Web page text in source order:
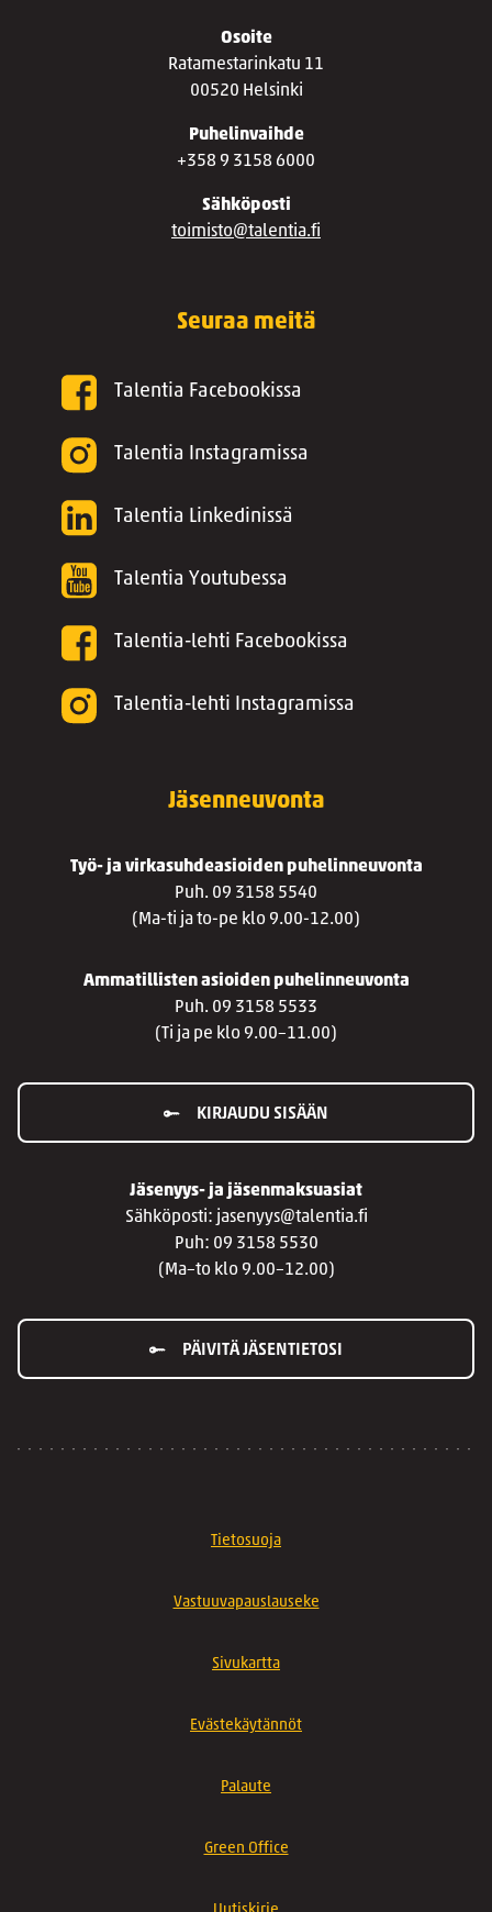
Osoite
Ratamestarinkatu 11
00520 Helsinki
Puhelinvaihde
+358 9 3158 6000
Sähköposti
toimisto@talentia.fi
Seuraa meitä
Talentia Facebookissa
Talentia Instagramissa
Talentia Linkedinissä
Talentia Youtubessa
Talentia-lehti Facebookissa
Talentia-lehti Instagramissa
Jäsenneuvonta
Työ- ja virkasuhdeasioiden puhelinneuvonta
Puh. 09 3158 5540
(Ma-ti ja to-pe klo 9.00-12.00)
Ammatillisten asioiden puhelinneuvonta
Puh. 09 3158 5533
(Ti ja pe klo 9.00–11.00)
KIRJAUDU SISÄÄN
Jäsenyys- ja jäsenmaksuasiat
Sähköposti: jasenyys@talentia.fi
Puh: 09 3158 5530
(Ma–to klo 9.00–12.00)
PÄIVITÄ JÄSENTIETOSI
Tietosuoja
Vastuuvapauslauseke
Sivukartta
Evästekäytännöt
Palaute
Green Office